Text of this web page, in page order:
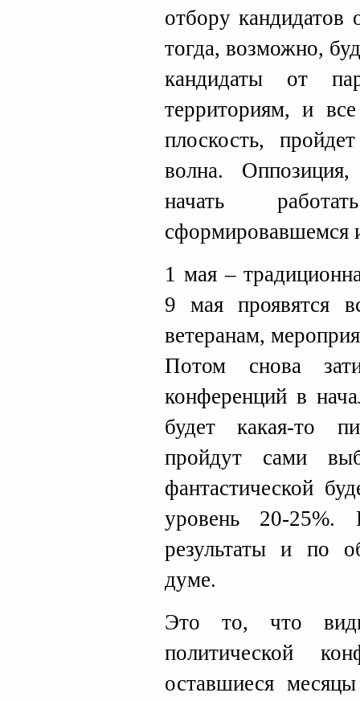
отбору
тогда, возможно,
кандидаты от
территориям, и
плоскость,
волна.
начать
сформировавшемся
1 мая –
9 мая проявятся
ветеранам,
Потом снова
конференций в
будет какая-то
пройдут сами
фантастической
уровень 20-25%.
результаты и по
думе.
Это то, что
политической
оставшиеся